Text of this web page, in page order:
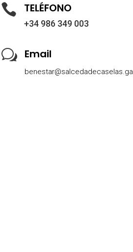
 TELÉFONO
+34 986 349 003
w Email
benestar@salcedadecaselas.gal